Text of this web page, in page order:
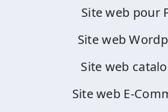
Site web pour
Site web
Site web
Site web E-